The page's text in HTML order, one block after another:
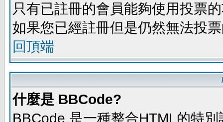
只有已註冊的會員能夠使用投票
如果您已經註冊但是仍然無法投
回頂端
什麼是 BBCode?
BBCode 是一種整合HTML的特